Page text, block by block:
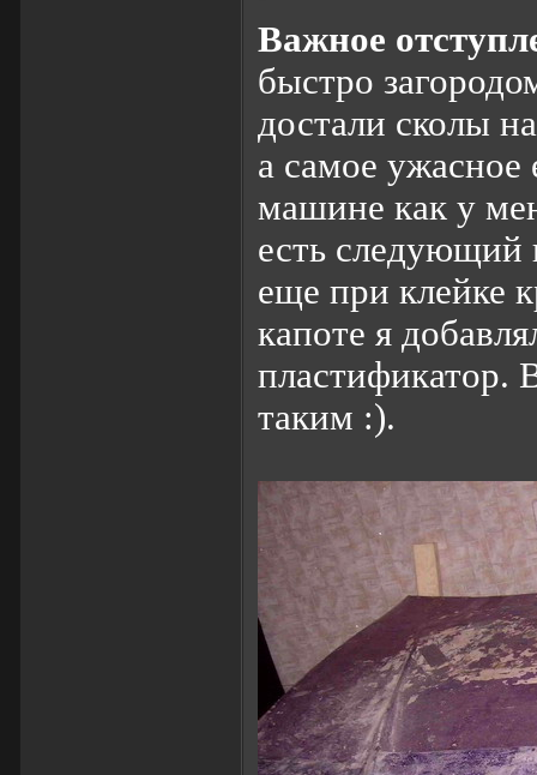
Важное
быстро
достали сколы
а самое
машине как у
есть следующий
еще при клейке
капоте я
пластификатор.
таким :).